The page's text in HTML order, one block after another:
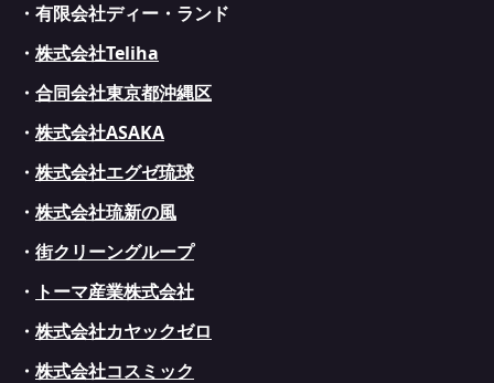
・有限会社ディー・ランド
・ 株式会社Teliha
・ 合同会社東京都沖縄区
・ 株式会社ASAKA
・ 株式会社エグゼ琉球
・ 株式会社琉新の風
・ 街クリーングループ
・ トーマ産業株式会社
・ 株式会社カヤックゼロ
・ 株式会社コスミック